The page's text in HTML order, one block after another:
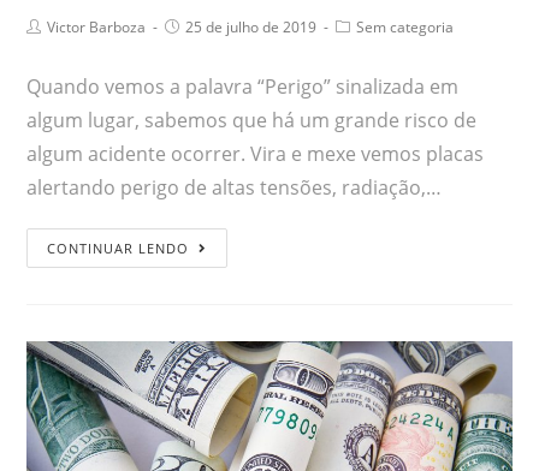
Victor Barboza 25 de julho de 2019 Sem categoria
Quando vemos a palavra “Perigo” sinalizada em
algum lugar, sabemos que há um grande risco de
algum acidente ocorrer. Vira e mexe vemos placas
alertando perigo de altas tensões, radiação,…
CONTINUAR LENDO